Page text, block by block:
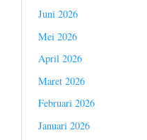
Juni 2026
Mei 2026
April 2026
Maret 2026
Februari 2026
Januari 2026